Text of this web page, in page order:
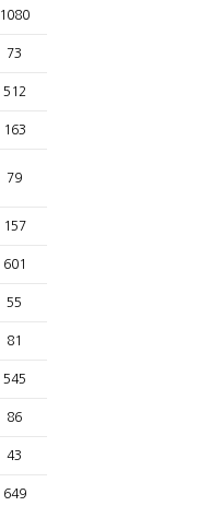
1080
73
512
163
79
157
601
55
81
545
86
43
649